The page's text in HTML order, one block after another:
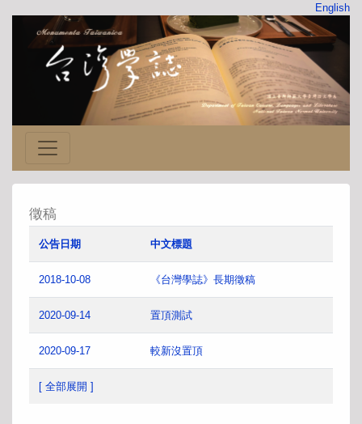
English
徵稿
公告日期 中文標題
2018-10-08 《台灣學誌》長期徵稿
2020-09-14 置頂測試
2020-09-17 較新沒置頂
[ 全部展開 ]